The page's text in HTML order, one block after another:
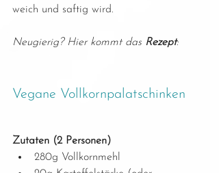
weich und saftig wird.
Neugierig? Hier kommt das Rezept:
Vegane Vollkornpalatschinken
Zutaten (2 Personen)
280g Vollkornmehl